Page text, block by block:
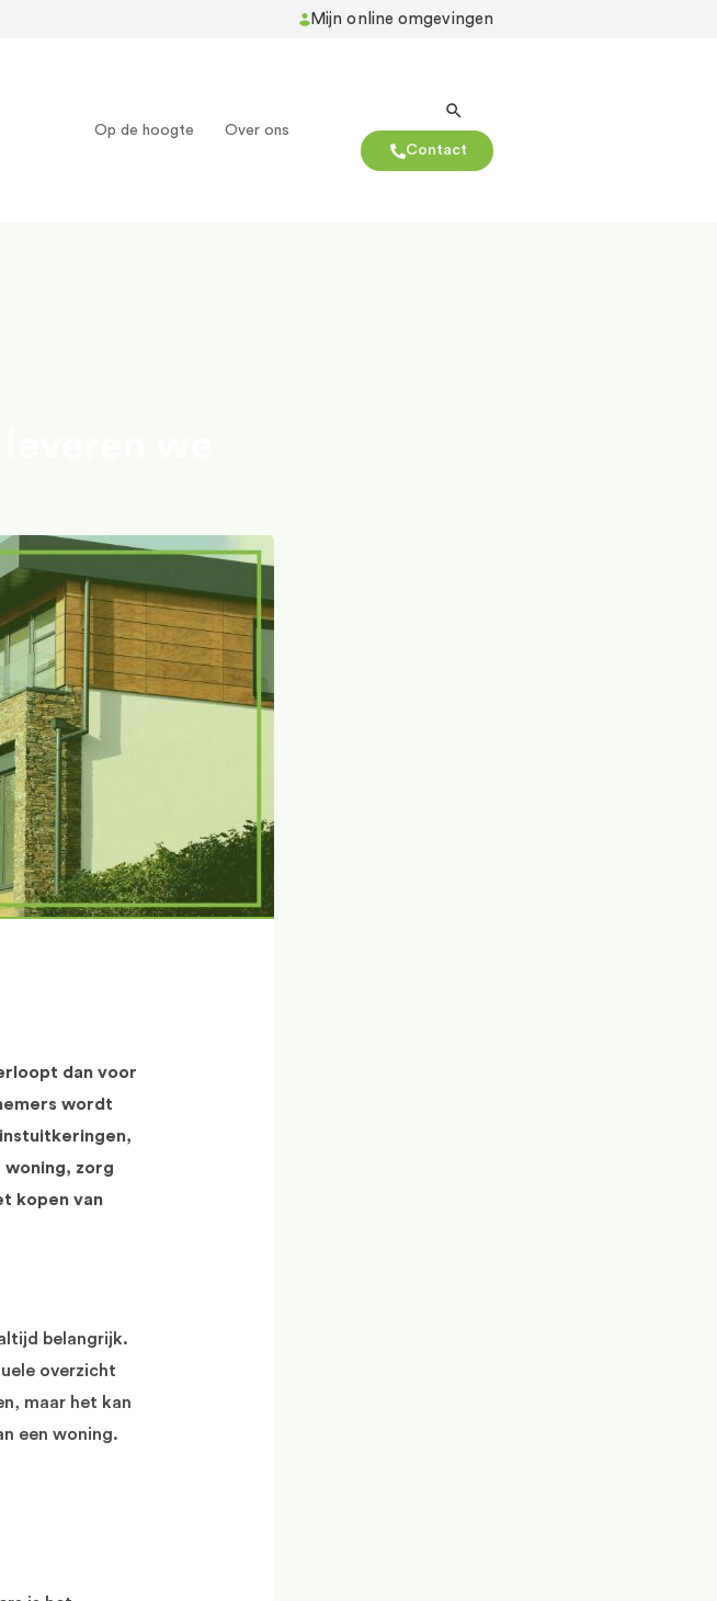
Mijn online omgevingen
Op de hoogte
Over ons
Contact
dan voor
wordt
woning, zorg
kopen van
belangrijk.
overzicht
maar het kan
een woning.